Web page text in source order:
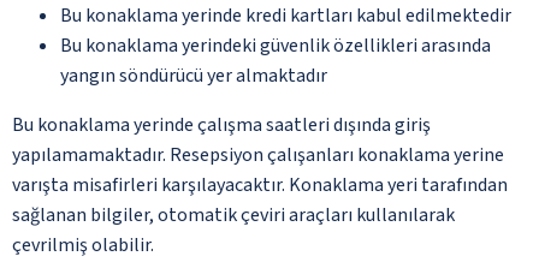
Bu konaklama yerinde kredi kartları kabul edilmektedir
Bu konaklama yerindeki güvenlik özellikleri arasında
yangın söndürücü yer almaktadır
Bu konaklama yerinde çalışma saatleri dışında giriş
yapılamamaktadır. Resepsiyon çalışanları konaklama yerine
varışta misafirleri karşılayacaktır. Konaklama yeri tarafından
sağlanan bilgiler, otomatik çeviri araçları kullanılarak
çevrilmiş olabilir.